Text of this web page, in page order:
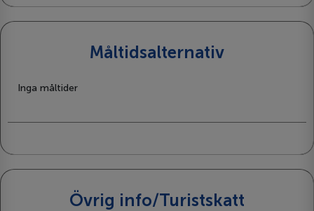
Måltidsalternativ
Inga måltider
Övrig info/Turistskatt